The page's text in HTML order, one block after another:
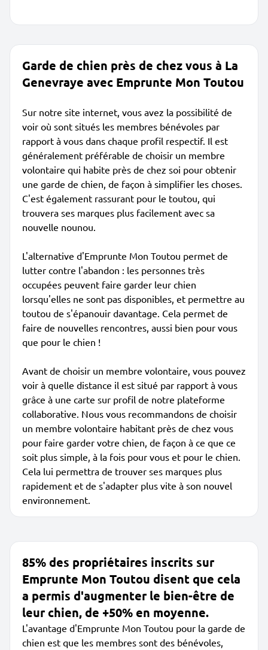
Garde de chien près de chez vous à La
Genevraye avec Emprunte Mon Toutou
Sur notre site internet, vous avez la possibilité de
voir où sont situés les membres bénévoles par
rapport à vous dans chaque profil respectif. Il est
généralement préférable de choisir un membre
volontaire qui habite près de chez soi pour obtenir
une garde de chien, de façon à simplifier les choses.
C'est également rassurant pour le toutou, qui
trouvera ses marques plus facilement avec sa
nouvelle nounou.
L'alternative d'Emprunte Mon Toutou permet de
lutter contre l'abandon : les personnes très
occupées peuvent faire garder leur chien
lorsqu'elles ne sont pas disponibles, et permettre au
toutou de s'épanouir davantage. Cela permet de
faire de nouvelles rencontres, aussi bien pour vous
que pour le chien !
Avant de choisir un membre volontaire, vous pouvez
voir à quelle distance il est situé par rapport à vous
grâce à une carte sur profil de notre plateforme
collaborative. Nous vous recommandons de choisir
un membre volontaire habitant près de chez vous
pour faire garder votre chien, de façon à ce que ce
soit plus simple, à la fois pour vous et pour le chien.
Cela lui permettra de trouver ses marques plus
rapidement et de s'adapter plus vite à son nouvel
environnement.
85% des propriétaires inscrits sur
Emprunte Mon Toutou disent que cela
a permis d'augmenter le bien-être de
leur chien, de +50% en moyenne.
L'avantage d'Emprunte Mon Toutou pour la garde de
chien est que les membres sont des bénévoles,